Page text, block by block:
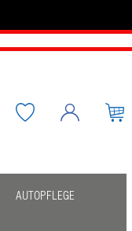
AUTOPFLEGE